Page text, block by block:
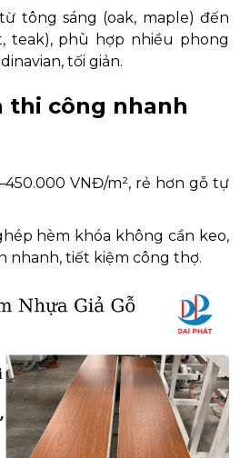
tông sáng (oak, maple) đến
teak), phù hợp nhiều phong
tối giản.
thi công nhanh
VNĐ/m², rẻ hơn gỗ tự
hèm khóa không cần keo,
nhanh, tiết kiệm công thợ.